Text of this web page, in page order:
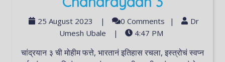
25 August 2023 | 0 Comments |
Dr
Umesh Ubale
| 4:47 PM
चांद्रयान ३ ची मोहीम फत्ते, भारतानं इतिहास रचला, इस्त्रोचं स्वप्न